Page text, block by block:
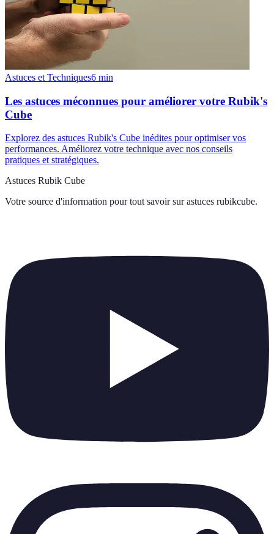
Astuces et Techniques6 min
Les astuces méconnues pour améliorer votre Rubik's
Cube
Explorez des astuces Rubik's Cube inédites pour optimiser vos
performances. Améliorez votre technique avec nos conseils
pratiques et stratégiques.
Astuces Rubik Cube
Votre source d'information pour tout savoir sur astuces rubikcube.